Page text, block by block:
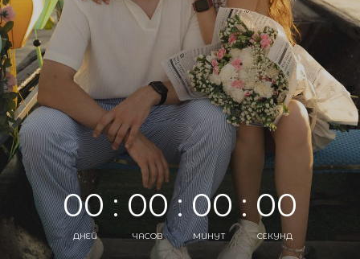
МИНУТ
ЧАСОВ
ДНЕЙ СЕКУНД
00 : 00 : 00 : 00